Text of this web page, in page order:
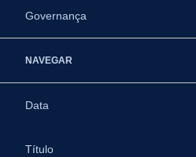
Governança
NAVEGAR
Data
Título